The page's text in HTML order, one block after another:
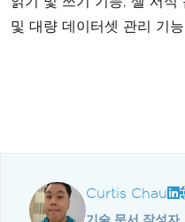
및 대량 데이터셋 관리 기
Curtis Chau